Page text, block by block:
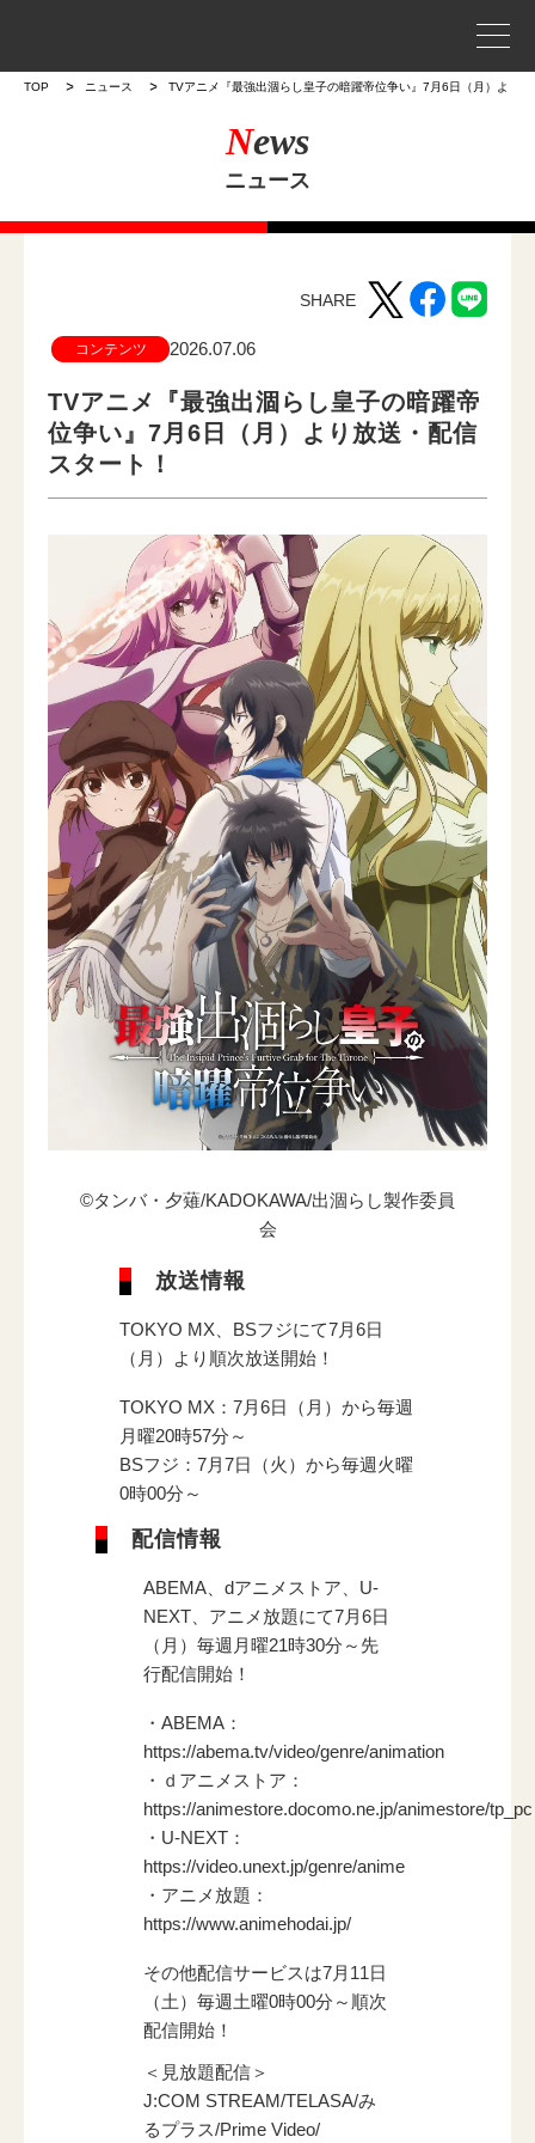
TOP ニュース TVアニメ『最強出涸らし皇子の暗躍帝位争い』7月6日（月）より
News
ニュース
SHARE
コンテンツ 2026.07.06
TVアニメ『最強出涸らし皇子の暗躍帝
位争い』7月6日（月）より放送・配信
スタート！
©タンバ・夕薙/KADOKAWA/出涸らし製作委員
会
放送情報
TOKYO MX、BSフジにて7月6日
（月）より順次放送開始！
TOKYO MX：7月6日（月）から毎週
月曜20時57分～
BSフジ：7月7日（火）から毎週火曜
0時00分～
配信情報
ABEMA、dアニメストア、U-
NEXT、アニメ放題にて7月6日
（月）毎週月曜21時30分～先
行配信開始！
・ABEMA：
https://abema.tv/video/genre/animation
・ｄアニメストア：
https://animestore.docomo.ne.jp/animestore/tp_pc
・U-NEXT：
https://video.unext.jp/genre/anime
・アニメ放題：
https://www.animehodai.jp/
その他配信サービスは7月11日
（土）毎週土曜0時00分～順次
配信開始！
＜見放題配信＞
J:COM STREAM/TELASA/み
るプラス/Prime Video/
事業案内
プロジェクトストーリー
ラインナップ
ニュース一覧
お問い合わせ
JP/EN
サイトマップ
ご利用規約
プライバシーポリシー